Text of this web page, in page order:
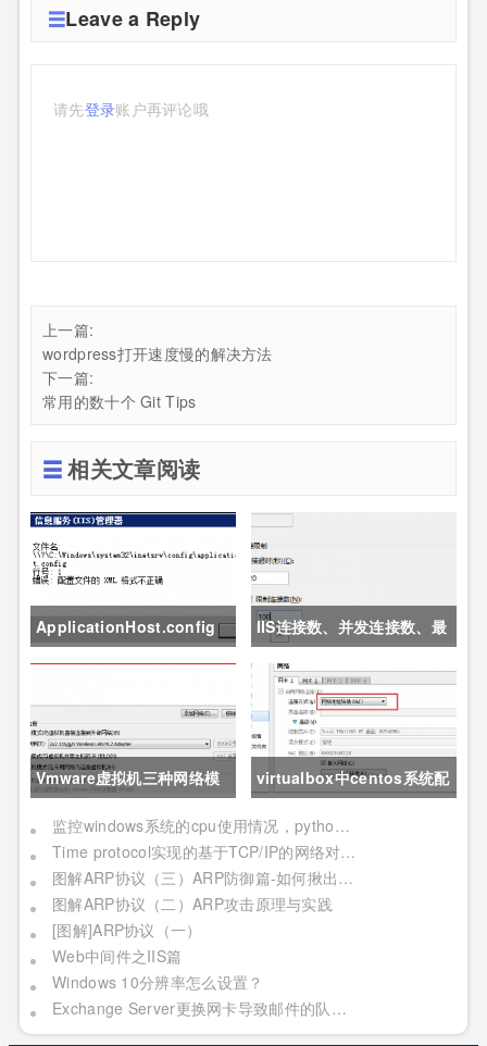
Leave a Reply
请先登录账户再评论哦
上一篇:
wordpress打开速度慢的解决方法
下一篇:
常用的数十个 Git Tips
相关文章阅读
ApplicationHost.config
文件被破坏导致IIS崩溃
IIS连接数、并发连接数、最
大并发工作线程数、应用程
序池的队列长度、应用程序
池的最大工作进程数详解
Vmware虚拟机三种网络模
式详解
virtualbox中centos系统配
置nat+host only上网
监控windows系统的cpu使用情况，python自动重启IIS
Time protocol实现的基于TCP/IP的网络对时程序
图解ARP协议（三）ARP防御篇-如何揪出"内鬼"并"优雅的还手"？
图解ARP协议（二）ARP攻击原理与实践
[图解]ARP协议（一）
Web中间件之IIS篇
Windows 10分辨率怎么设置？
Exchange Server更换网卡导致邮件的队列问题